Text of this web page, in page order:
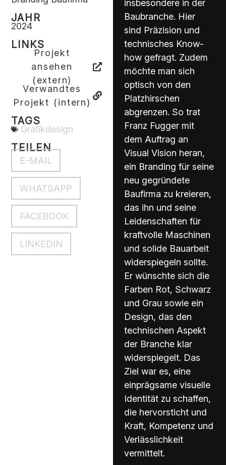
JAHR
2024
LINKS
Projekt
ansehen
(extern)
Verwandtes
Projekt (intern)
TAGS
Grafikdesign
TEILEN
E-MAIL
WHATSAPP
FACEBOOK
LINKEDIN
insbesondere in der
Baubranche. Hier
sind Präzision und
technisches Know-
how gefragt. Zudem
möchte man sich
optisch von den
Platzhirschen
abgrenzen. So trat
Franz Fugger mit
dem Auftrag an
Visual Vision heran,
ein Branding für seine
neu gegründete
Baufirma zu kreieren,
das ihn und seine
Leidenschaften für
kraftvolle Maschinen
und solide Bauarbeit
widerspiegeln sollte.
Er wünschte sich die
Farben Rot, Schwarz
und Grau sowie ein
Design, das den
technischen Aspekt
der Branche klar
widerspiegelt. Das
Ziel war es, eine
einprägsame visuelle
Identität zu schaffen,
die hervorsticht und
Kraft, Kompetenz und
Verlässlichkeit
vermittelt.